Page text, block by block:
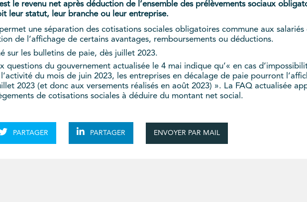
le revenu net après déduction de l’ensemble des prélèvements sociaux
leur statut, leur branche ou leur entreprise.
une séparation des cotisations sociales obligatoires commune aux
de l’affichage de certains avantages, remboursements ou déductions.
sur les bulletins de paie, dès juillet 2023.
questions du gouvernement actualisée le 4 mai indique qu’« en cas
du mois de juin 2023, les entreprises en décalage de paie pourront
2023 (et donc aux versements réalisés en août 2023) ». La FAQ actualisée
de cotisations sociales à déduire du montant net social.
PARTAGER PARTAGER ENVOYER PAR MAIL